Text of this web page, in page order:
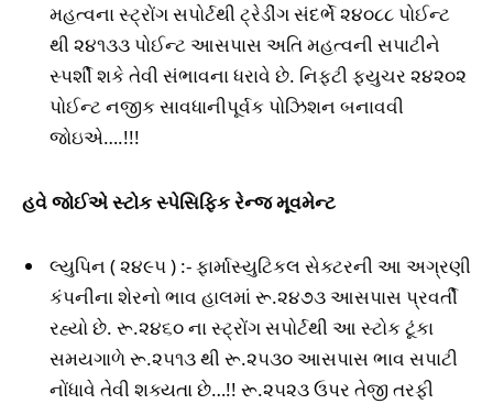
મહત્વના સ્ટ્રોંગ સપોર્ટથી ટ્રેડીંગ સંદર્ભે ૨૪૦૮૮ પોઈન્ટ
થી ૨૪૧૩૩ પોઈન્ટ આસપાસ અતિ મહત્વની સપાટીને
સ્પર્શી શકે તેવી સંભાવના ધરાવે છે. નિફ્ટી ફ્યુચર ૨૪૨૦૨
પોઈન્ટ નજીક સાવધાનીપૂર્વક પોઝિશન બનાવવી
જોઇએ….!!!
હવે જોઈએ સ્ટોક સ્પેસિફિક રેન્જ મૂવમેન્ટ
લ્યુપિન ( ૨૪૯૫ ) :- ફાર્માસ્યુટિકલ સેક્ટરની આ અગ્રણી
કંપનીના શેરનો ભાવ હાલમાં રૂ.૨૪૭૩ આસપાસ પ્રવર્તી
રહ્યો છે. રૂ.૨૪૬૦ ના સ્ટ્રોંગ સપોર્ટથી આ સ્ટોક ટૂંકા
સમયગાળે રૂ.૨૫૧૩ થી રૂ.૨૫૩૦ આસપાસ ભાવ સપાટી
નોંધાવે તેવી શક્યતા છે…!! રૂ.૨૫૨૩ ઉપર તેજી તરફી